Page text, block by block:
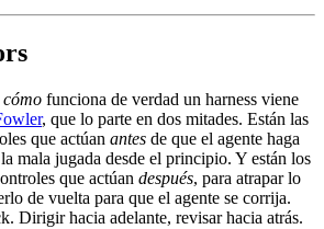
cómo funciona de verdad un harness viene
, que lo parte en dos mitades. Están las
que actúan antes de que el agente haga
mala jugada desde el principio. Y están los
que actúan después, para atrapar lo
de vuelta para que el agente se corrija.
Dirigir hacia adelante, revisar hacia atrás.